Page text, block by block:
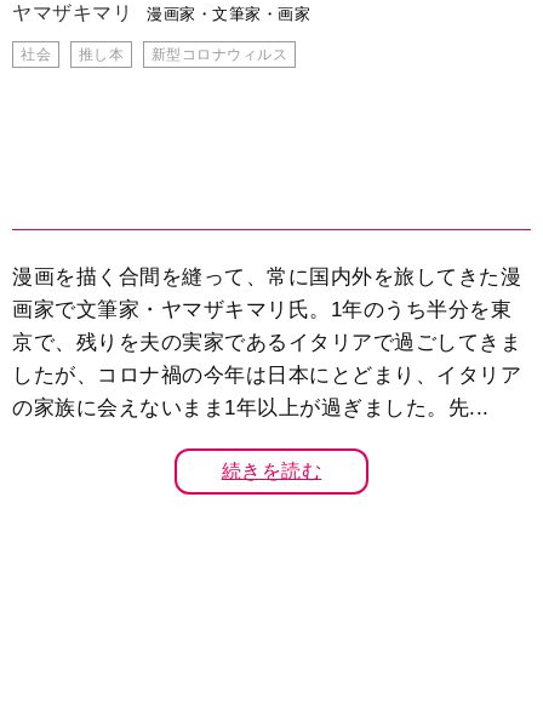
ヤマザキマリ 漫画家・文筆家・画家
社会 推し本 新型コロナウィルス
漫画を描く合間を縫って、常に国内外を旅してきた漫
画家で文筆家・ヤマザキマリ氏。1年のうち半分を東
京で、残りを夫の実家であるイタリアで過ごしてきま
したが、コロナ禍の今年は日本にとどまり、イタリア
の家族に会えないまま1年以上が過ぎました。先...
続きを読む